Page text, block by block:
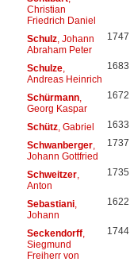
Christian
Friedrich Daniel
Schulz, Johann
Abraham Peter
1747
Schulze,
Andreas Heinrich
1683
Schürmann,
Georg Kaspar
1672
Schütz, Gabriel 1633
Schwanberger,
Johann Gottfried
1737
Schweitzer,
Anton
1735
Sebastiani,
Johann
1622
Seckendorff,
Siegmund
Freiherr von
1744